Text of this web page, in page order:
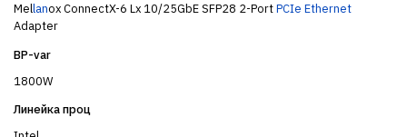
Mellanox ConnectX-6 Lx 10/25GbE SFP28 2-PortPCIe Ethernet
Adapter
BP-var
1800W
Линейка проц